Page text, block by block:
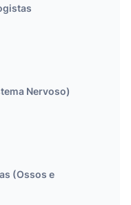
Nervoso)
(Ossos e